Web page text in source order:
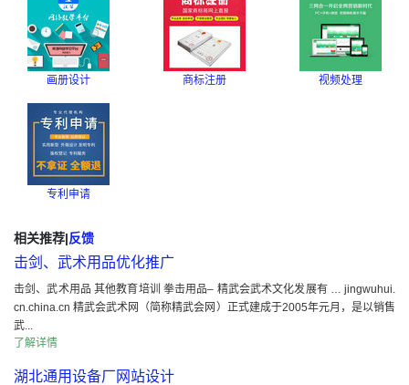
画册设计 商标注册 视频处理
专利申请
相关推荐|反馈
击剑、武术用品优化推广
击剑、武术用品 其他教育培训 拳击用品– 精武会武术文化发展有 … jingwuhui.
cn.china.cn 精武会武术网（简称精武会网）正式建成于2005年元月，是以销售
武...
了解详情
湖北通用设备厂网站设计